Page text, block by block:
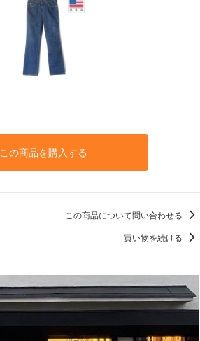
この商品を購入する
この商品について問い合わせる
買い物を続ける